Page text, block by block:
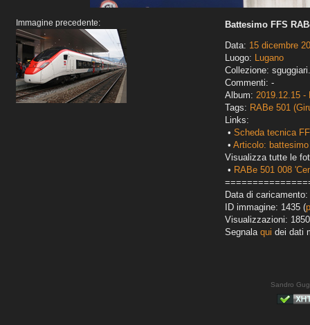
Immagine precedente:
Battesimo FFS
Data: 15 dicembre
Luogo: Lugano
Collezione:
Commenti: -
Album: 2019.12.15 -
Tags: RABe 501
Links:
• Scheda tecnica
• Articolo:
Visualizza tutte le
• RABe 501 008
Data di caricamento:
ID immagine: 1435 (
Visualizzazioni: 1850
Segnala qui dei dati
Sandro